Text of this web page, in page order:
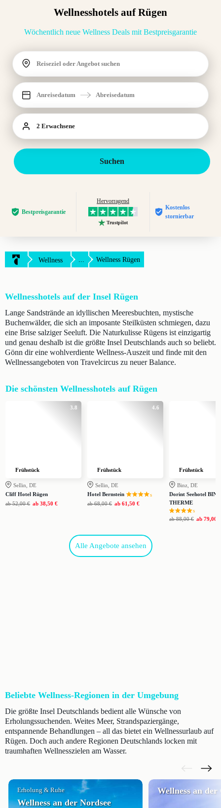
Wellnesshotels auf Rügen
Wöchentlich neue Wellness Deals mit Bestpreisgarantie
Reiseziel oder Angebot suchen
Anreisedatum Abreisedatum
2 Erwachsene
Suchen
Bestpreis­garantie
Hervorragend
Trustpilot
Kostenlos
stornierbar
Wellness ... Wellness Rügen
Wellnesshotels auf der Insel Rügen
Lange Sandstrände an idyllischen Meeresbuchten, mystische
Buchenwälder, die sich an imposante Steilküsten schmiegen, dazu
eine Brise salziger Seeluft. Die Naturkulisse Rügens ist einzigartig
und genau deshalb ist die größte Insel Deutschlands auch so beliebt.
Gönn dir eine wohlverdiente Wellness-Auszeit und finde mit den
Wellnessangeboten von Travelcircus zu neuer Balance.
Die schönsten Wellnesshotels auf Rügen
3.8
Frühstück
Sellin, DE
Cliff Hotel Rügen
ab 52,00 € ab 38,50 €
4.6
Frühstück
Sellin, DE
Hotel Bernstein
s
ab 68,00 € ab 61,50 €
Frühstück
Binz, DE
Dorint Seehotel
THERME
s
ab 88,00 € ab 79,00 €
Alle Angebote ansehen
Beliebte Wellness-Regionen in der Umgebung
Die größte Insel Deutschlands bedient alle Wünsche von
Erholungssuchenden. Weites Meer, Strandspaziergänge,
entspannende Behandlungen – all das bietet ein Wellnessurlaub auf
Rügen. Doch auch andere Regionen Deutschlands locken mit
traumhaften Wellnesszielen am Wasser.
Erholung & Ruhe
Wellness an der Nordsee
Wellness an der